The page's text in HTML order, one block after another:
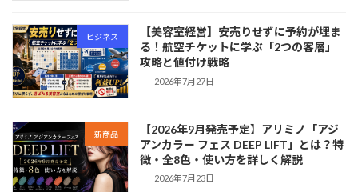
ビジネス
【美容室経営】安売りせずに予約が埋ま
る！航空チケットに学ぶ「2つの客層」
攻略と値付け戦略
2026年7月27日
新商品
【2026年9月発売予定】アリミノ「アジ
アンカラー フェス DEEP LIFT」とは？特
徴・全8色・使い方を詳しく解説
2026年7月23日